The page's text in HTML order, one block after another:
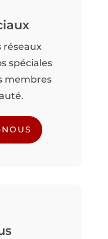
réseaux
spéciales
membres